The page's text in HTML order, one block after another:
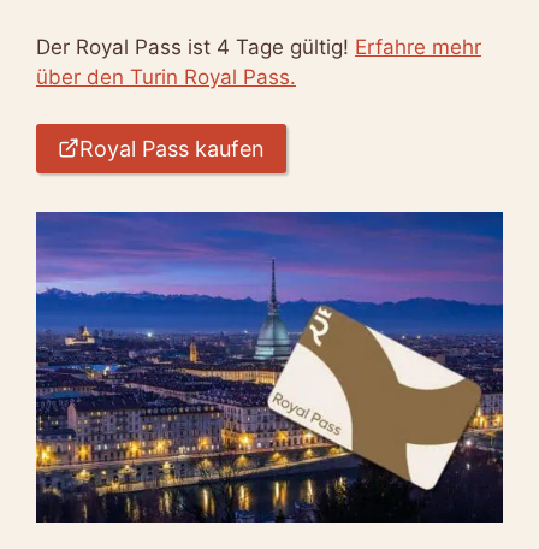
Der Royal Pass ist 4 Tage gültig! Erfahre mehr
über den Turin Royal Pass.
Royal Pass kaufen